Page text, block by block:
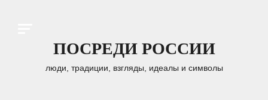
ПОСРЕДИ РОССИИ
люди, традиции, взгляды, идеалы и символы